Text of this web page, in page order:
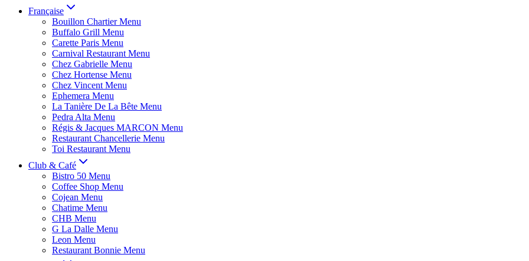
Française
Bouillon Chartier Menu
Buffalo Grill Menu
Carette Paris Menu
Carnival Restaurant Menu
Chez Gabrielle Menu
Chez Hortense Menu
Chez Vincent Menu
Ephemera Menu
La Tanière De La Bête Menu
Pedra Alta Menu
Régis & Jacques MARCON Menu
Restaurant Chancellerie Menu
Toi Restaurant Menu
Club & Café
Bistro 50 Menu
Coffee Shop Menu
Cojean Menu
Chatime Menu
CHB Menu
G La Dalle Menu
Leon Menu
Restaurant Bonnie Menu